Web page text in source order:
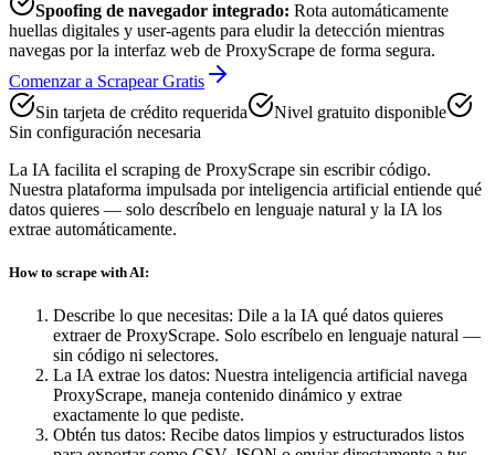
Spoofing de navegador integrado: Rota automáticamente
huellas digitales y user-agents para eludir la detección mientras
navegas por la interfaz web de ProxyScrape de forma segura.
Comenzar a Scrapear Gratis
Sin tarjeta de crédito requerida
Nivel gratuito disponible
Sin configuración necesaria
La IA facilita el scraping de ProxyScrape sin escribir código.
Nuestra plataforma impulsada por inteligencia artificial entiende qué
datos quieres — solo descríbelo en lenguaje natural y la IA los
extrae automáticamente.
How to scrape with AI:
Describe lo que necesitas: Dile a la IA qué datos quieres
extraer de ProxyScrape. Solo escríbelo en lenguaje natural —
sin código ni selectores.
La IA extrae los datos: Nuestra inteligencia artificial navega
ProxyScrape, maneja contenido dinámico y extrae
exactamente lo que pediste.
Obtén tus datos: Recibe datos limpios y estructurados listos